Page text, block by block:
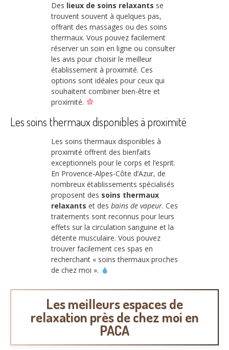
Des lieux de soins relaxants se
trouvent souvent à quelques pas,
offrant des massages ou des soins
thermaux. Vous pouvez facilement
réserver un soin en ligne ou consulter
les avis pour choisir le meilleur
établissement à proximité. Ces
options sont idéales pour ceux qui
souhaitent combiner bien-être et
proximité.
Les soins thermaux disponibles à proximité
Les soins thermaux disponibles à
proximité offrent des bienfaits
exceptionnels pour le corps et l’esprit.
En Provence-Alpes-Côte d’Azur, de
nombreux établissements spécialisés
proposent des soins thermaux
relaxants et des bains de vapeur. Ces
traitements sont reconnus pour leurs
effets sur la circulation sanguine et la
détente musculaire. Vous pouvez
trouver facilement ces spas en
recherchant « soins thermaux proches
de chez moi ».
Les meilleurs espaces de
relaxation près de chez moi en
PACA